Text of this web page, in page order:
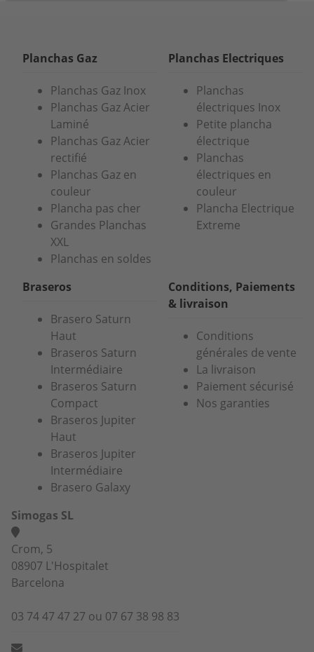
Planchas Gaz
Planchas Gaz Inox
Planchas Gaz Acier
Laminé
Planchas Gaz Acier
rectifié
Planchas Gaz en
couleur
Plancha pas cher
Grandes Planchas
XXL
Planchas en soldes
Planchas Electriques
Planchas
électriques Inox
Petite plancha
électrique
Planchas
électriques en
couleur
Plancha Electrique
Extreme
Braseros
Brasero Saturn
Haut
Braseros Saturn
Intermédiaire
Braseros Saturn
Compact
Braseros Jupiter
Haut
Braseros Jupiter
Intermédiaire
Brasero Galaxy
Conditions, Paiements
& livraison
Conditions
générales de vente
La livraison
Paiement sécurisé
Nos garanties
Simogas SL
Crom, 5
08907 L'Hospitalet
Barcelona
03 74 47 47 27 ou 07 67 38 98 83